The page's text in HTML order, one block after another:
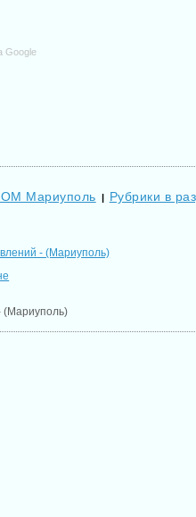
Google
Мариуполь | Рубрики в
- (Мариуполь)
(Мариуполь)